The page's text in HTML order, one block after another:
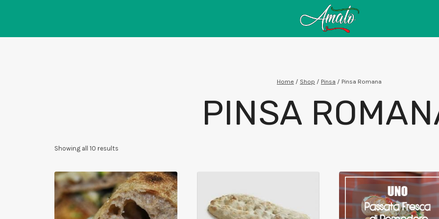
Home / Shop / Pinsa / Pinsa Romana
PINSA
Showing all 10 results